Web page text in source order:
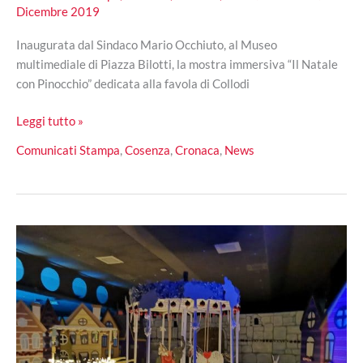
Dicembre 2019
Inaugurata dal Sindaco Mario Occhiuto, al Museo
multimediale di Piazza Bilotti, la mostra immersiva “Il Natale
con Pinocchio” dedicata alla favola di Collodi
Inaugurato
Cosenza
Natale
Pinocchio”
Leggi tutto »
Comunicati Stampa,Cosenza,Cronaca, News